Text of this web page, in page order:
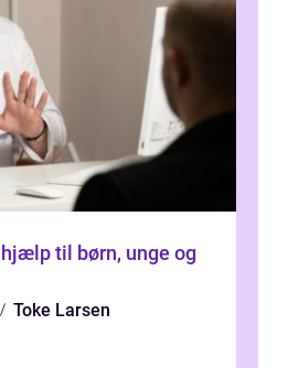
Toke Larsen